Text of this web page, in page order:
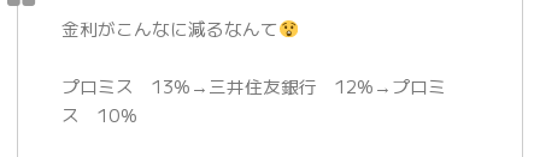
金利がこんなに減るなんて
プロミス 13%→三井住友銀行 12%→プロミ
ス 10%